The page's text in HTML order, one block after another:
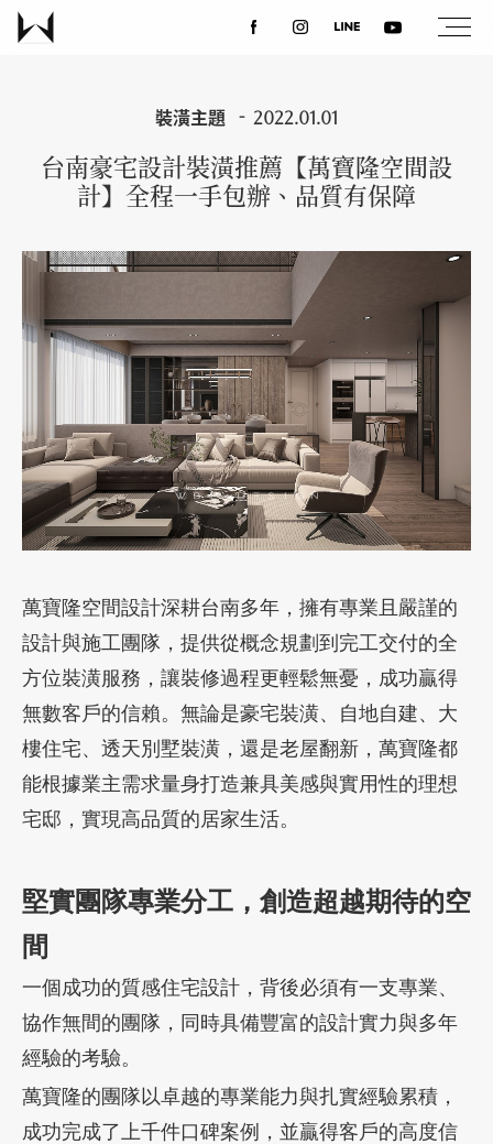
最新消息
設計案例
課程講座
優惠活動
聯絡我們
裝潢主題 2022.01.01
台南豪宅設計裝潢推薦【萬寶隆空間設
計】全程一手包辦、品質有保障
萬寶隆空間設計深耕台南多年，擁有專業且嚴謹的
設計與施工團隊，提供從概念規劃到完工交付的全
方位裝潢服務，讓裝修過程更輕鬆無憂，成功贏得
無數客戶的信賴。無論是豪宅裝潢、自地自建、大
樓住宅、透天別墅裝潢，還是老屋翻新，萬寶隆都
能根據業主需求量身打造兼具美感與實用性的理想
宅邸，實現高品質的居家生活。
堅實團隊專業分工，創造超越期待的空
間
一個成功的質感住宅設計，背後必須有一支專業、
協作無間的團隊，同時具備豐富的設計實力與多年
經驗的考驗。
萬寶隆的團隊以卓越的專業能力與扎實經驗累積，
成功完成了上千件口碑案例，並贏得客戶的高度信